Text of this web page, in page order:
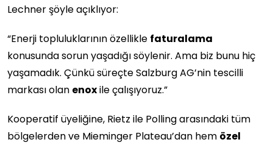
Lechner şöyle açıklıyor:
“Enerji topluluklarının özellikle faturalama
konusunda sorun yaşadığı söylenir. Ama biz bunu hiç
yaşamadık. Çünkü süreçte Salzburg AG’nin tescilli
markası olan enoxile çalışıyoruz.”
Kooperatif üyeliğine, Rietz ile Polling arasındaki tüm
bölgelerden ve Mieminger Plateau’dan hem özel